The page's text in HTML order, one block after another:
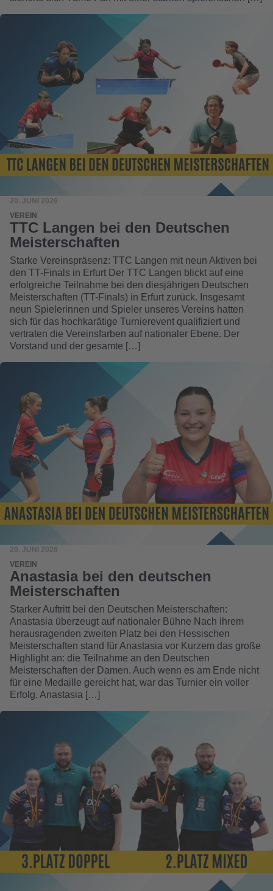
20. JUNI 2026
VEREIN
TTC Langen bei den Deutschen
Meisterschaften
Starke Vereinspräsenz: TTC Langen mit neun Aktiven bei
den TT-Finals in Erfurt Der TTC Langen blickt auf eine
erfolgreiche Teilnahme bei den diesjährigen Deutschen
Meisterschaften (TT-Finals) in Erfurt zurück. Insgesamt
neun Spielerinnen und Spieler unseres Vereins hatten
sich für das hochkarätige Turnierevent qualifiziert und
vertraten die Vereinsfarben auf nationaler Ebene. Der
Vorstand und der gesamte […]
20. JUNI 2026
VEREIN
Anastasia bei den deutschen
Meisterschaften
Starker Auftritt bei den Deutschen Meisterschaften:
Anastasia überzeugt auf nationaler Bühne Nach ihrem
herausragenden zweiten Platz bei den Hessischen
Meisterschaften stand für Anastasia vor Kurzem das große
Highlight an: die Teilnahme an den Deutschen
Meisterschaften der Damen. Auch wenn es am Ende nicht
für eine Medaille gereicht hat, war das Turnier ein voller
Erfolg. Anastasia […]